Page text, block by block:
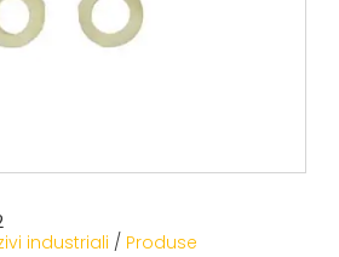
industriali / Produse